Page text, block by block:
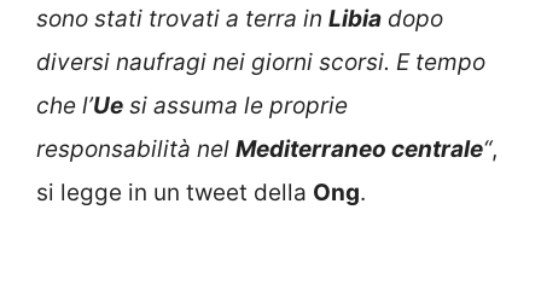
sono stati trovati a terra in Libia dopo
diversi naufragi nei giorni scorsi. E tempo
che l’Ue si assuma le proprie
responsabilità nel Mediterraneo centrale“,
si legge in un tweet della Ong.